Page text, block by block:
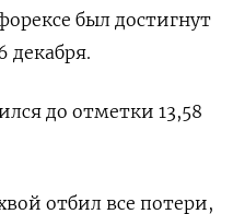
был достигнут
декабря.
до отметки 13,58
отбил все потери,